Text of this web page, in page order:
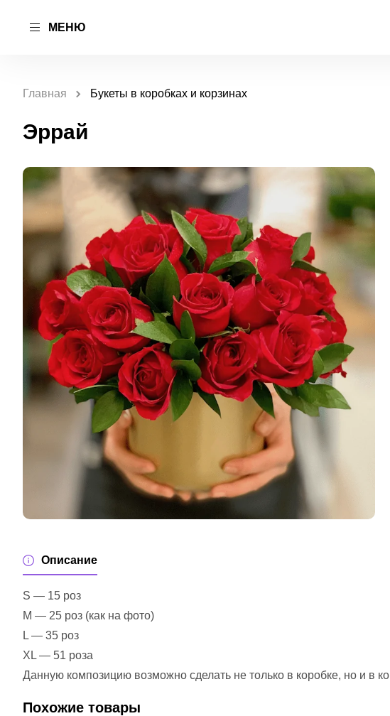
МЕНЮ
Главная Букеты в коробках и корзинах
Эррай
Описание
S — 15 роз
M — 25 роз (как на фото)
L — 35 роз
XL — 51 роза
Данную композицию возможно сделать не только в коробке, но и в
Похожие товары